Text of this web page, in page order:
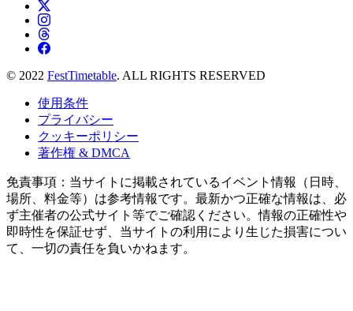
© 2022 FestTimetable. ALL RIGHTS RESERVED
使用条件
プライバシー
クッキーポリシー
著作権 & DMCA
免責事項：当サイトに掲載されているイベント情報（日時、
場所、料金等）は参考情報です。最新かつ正確な情報は、必
ず主催者の公式サイト等でご確認ください。情報の正確性や
即時性を保証せず、当サイトの利用により生じた損害につい
て、一切の責任を負いかねます。